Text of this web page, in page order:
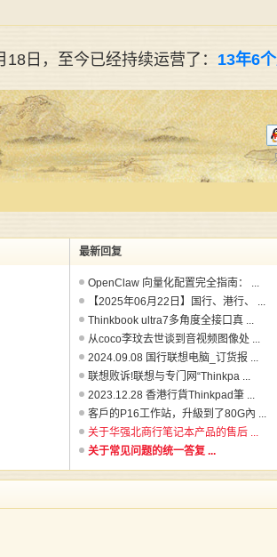
日，至今已经持续运营了： 13年6
最新回复
OpenClaw 向量化配置完全指南： ...
【2025年06月22日】国行、港行、 ...
Thinkbook ultra7多角度全接口真 ...
从coco李玟去世谈到音视频图像处 ...
2024.09.08 国行联想电脑_订货报 ...
联想败诉!联想与专门网“Thinkpa ...
2023.12.28 香港行貨Thinkpad筆 ...
客戶的P16工作站，升級到了80G內 ...
关于华强北商行笔记本产品的售后 ...
关于常见问题的统一答复 ...